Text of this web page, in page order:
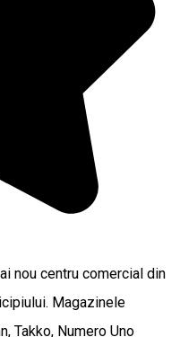
nou centru comercial din
Magazinele
Takko, Numero Uno